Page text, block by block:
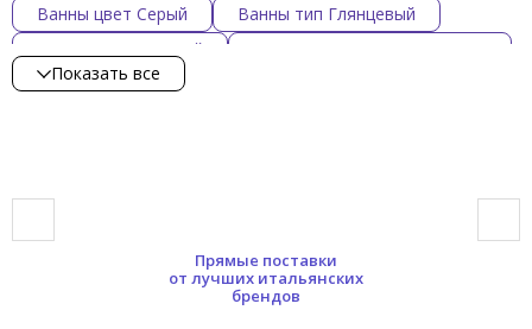
Ванны цвет Серый
Ванны тип Глянцевый
Ванны тип Матовый
Ванны установка Отдельностоящая
Ванны JACOB DELAFON
Ванны TOTO
Показать все
Прямые поставки
от лучших итальянских
брендов